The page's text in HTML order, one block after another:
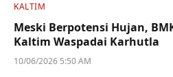
KALTIM
Meski Berpotensi Hujan,
Kaltim Waspadai Karhutla
10/06/2026 5:50 AM